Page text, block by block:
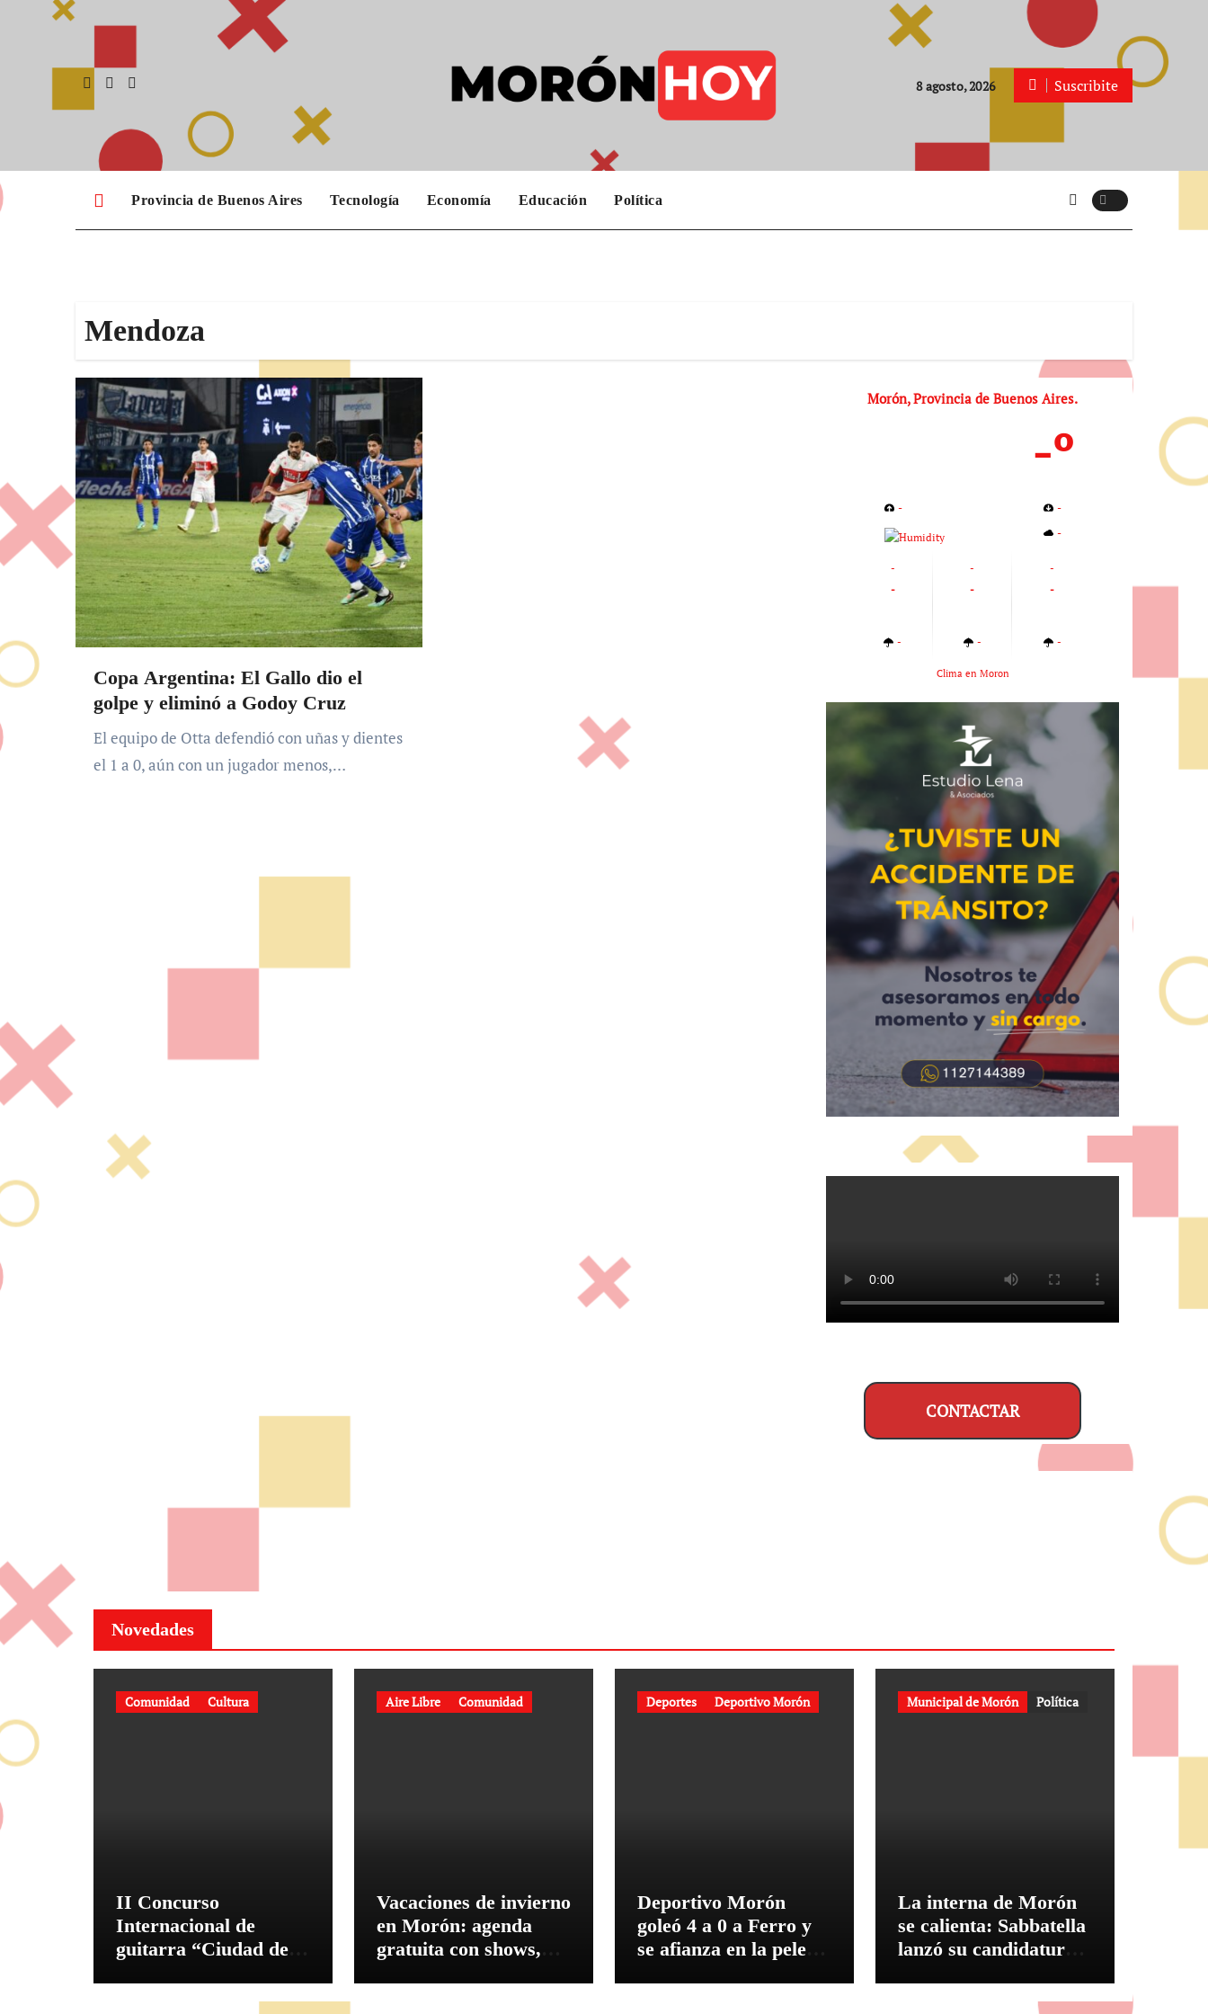
8 agosto, 2026 Suscribite
Provincia de Buenos Aires Tecnología Economía Educación Política
Mendoza
Copa Argentina: El Gallo dio el
golpe y eliminó a Godoy Cruz
El equipo de Otta defendió con uñas y dientes
el 1 a 0, aún con un jugador menos,…
Morón, Provincia de Buenos Aires.
-º
-
-
-
-
-
-
-
-
-
-
-
-
-
Clima en Moron
CONTACTAR
Novedades
Comunidad Cultura
II Concurso
Internacional de
guitarra “Ciudad de
Aire Libre Comunidad
Vacaciones de invierno
en Morón: agenda
gratuita con shows,
Deportes Deportivo Morón
Deportivo Morón
goleó 4 a 0 a Ferro y
se afianza en la pelea
Municipal de Morón Política
La interna de Morón
se calienta: Sabbatella
lanzó su candidatura y